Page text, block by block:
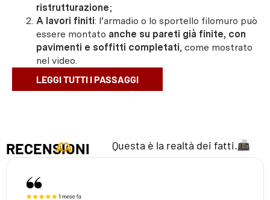
ristrutturazione;
A lavori finiti: l’armadio o lo sportello filomuro può
essere montato anche su pareti già finite, con
pavimenti e soffitti completati, come mostrato
nel video.
LEGGI TUTTI I PASSAGGI
RECENSIONI Questa è la realtà dei fatti.